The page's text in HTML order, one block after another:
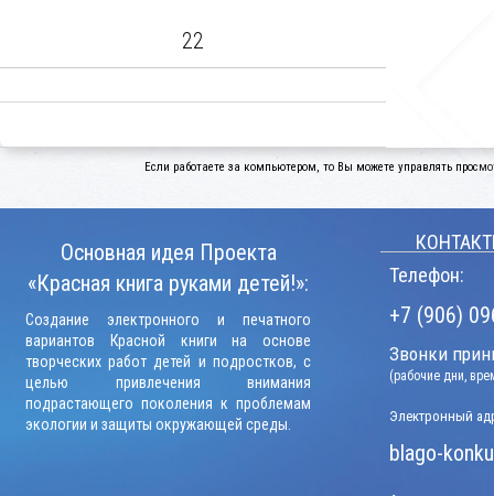
22
Если работаете за компьютером, то Вы можете управлять
Основная идея Проекта
«Красная книга руками детей!»:
Создание электронного и печатного
вариантов Красной книги на основе
творческих работ детей и подростков, с
целью привлечения внимания
подрастающего поколения к проблемам
экологии и защиты окружающей среды.
Телефон:
+7 (906)
Звонки
(рабочие дни,
Электронный
blago-